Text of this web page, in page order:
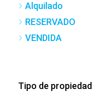
Alquilado
RESERVADO
VENDIDA
Tipo de propiedad